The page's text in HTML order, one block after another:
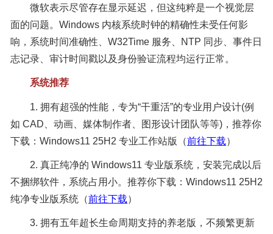
微软表示尽管存在显示延迟，但这纯粹是一个视觉层
面的问题。Windows 内核系统时钟的精确性未受任何影
响，系统时间准确性、W32Time 服务、NTP 同步、事件日
志记录、审计时间戳以及身份验证流程均运行正常。
系统推荐
1. 拥有超强的性能，专为“干重活”的专业用户设计(例
如 CAD、动画、媒体制作者、图形设计团队等等)，推荐你
下载：Windows11 25H2 专业工作站版（前往下载）
2. 真正纯净的 Windows11 专业版系统，安装完成以后
不捆绑软件，系统占用小。推荐你下载：Windows11 25H2
纯净专业版系统（前往下载）
3. 拥有五年超长生命周期支持的养老版，不频繁更新